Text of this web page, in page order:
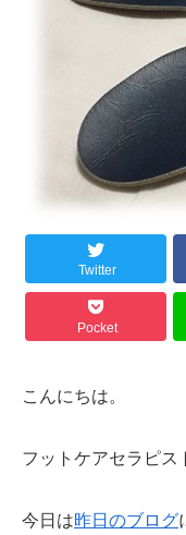
Twitter
Pocket
こんにちは。
フットケアセラピス
今日は昨日のブログ